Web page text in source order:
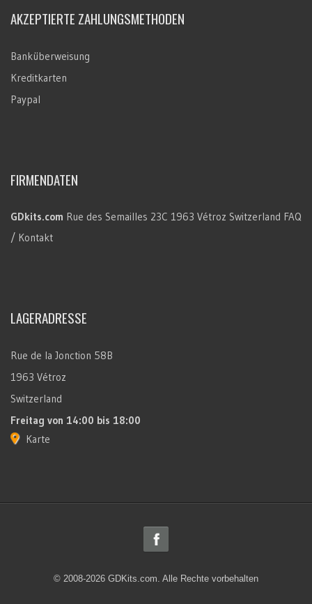
AKZEPTIERTE ZAHLUNGSMETHODEN
Banküberweisung
Kreditkarten
Paypal
FIRMENDATEN
GDkits.com Rue des Semailles 23C 1963 Vétroz Switzerland FAQ
/ Kontakt
LAGERADRESSE
Rue de la Jonction 58B
1963 Vétroz
Switzerland
Freitag von 14:00 bis 18:00
Karte
© 2008-2026 GDKits.com. Alle Rechte vorbehalten